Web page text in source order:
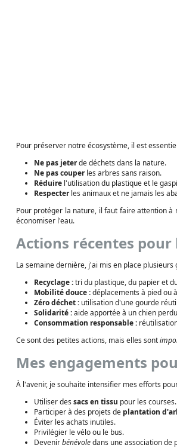
Pour préserver notre écosystème, il est
Ne pas jeterde déchets dans la nature.
Ne pas couperles arbres sans raison.
Réduire l'utilisation du plastique et le
Respecterles animaux et ne jamais les
Pour protéger la nature, il faut faire attention à
économiser l'eau.
Actions récentes
La semaine dernière, j'ai mis en place plusieurs
Recyclage :tri du plastique, du papier et
Mobilité douce :déplacements à pied ou
Zéro déchet : utilisation d'une gourde
Solidarité :aide apportée à un chien
Consommation responsable :
Ce sont des petites actions, mais elles sont
Mes engagements
À l'avenir, je souhaite intensifier mes efforts
Utiliser des sacs en tissu pour les courses.
Participer à des projets de plantation
Éviter les achats inutiles.
Privilégier le vélo ou le bus.
Devenirbénévoledans une association de